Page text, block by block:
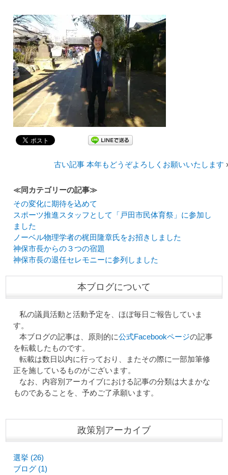
古い記事 本年もどうぞよろしくお願いいたします
≪同カテゴリーの記事≫
その変化に期待を込めて
スポーツ推進スタッフとして「戸田市民体育祭」に参加し
ました
ノーベル物理学者の梶田隆章氏をお招きしました
神保市長からの３つの宿題
神保市長の退任セレモニーに参列しました
本ブログについて
私の議員活動と活動予定を、ほぼ毎日ご報告していま
す。
本ブログの記事は、原則的に公式Facebookページの記事
を転載したものです。
転載は数日以内に行っており、またその際に一部加筆修
正を施しているものがございます。
なお、内容別アーカイブにおける記事の分類は大まかな
ものであることを、予めご了承願います。
政策別アーカイブ
選挙 (26)
ブログ (1)